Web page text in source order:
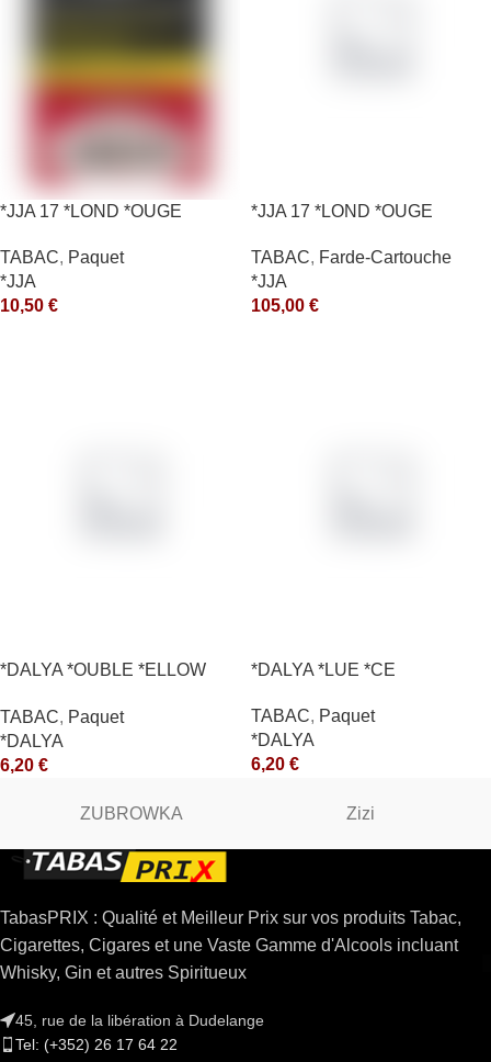
*JJA 17 *LOND *OUGE
TABAC, Paquet
*JJA
10,50 €
*JJA 17 *LOND *OUGE
TABAC, Farde-Cartouche
*JJA
105,00 €
*DALYA *OUBLE *ELLOW
TABAC, Paquet
*DALYA
6,20 €
*DALYA *LUE *CE
TABAC, Paquet
*DALYA
6,20 €
ZUBROWKA Zizi
TabasPRIX : Qualité et Meilleur Prix sur vos produits Tabac,
Cigarettes, Cigares et une Vaste Gamme d'Alcools incluant
Whisky, Gin et autres Spiritueux
45, rue de la libération à Dudelange
Tel: (+352) 26 17 64 22